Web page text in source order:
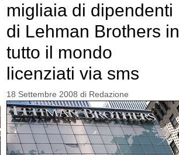
migliaia di dipendenti
di Lehman Brothers in
tutto il mondo
licenziati via sms
18 Settembre 2008 di Redazione